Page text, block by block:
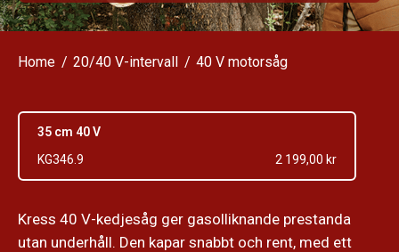
Home 20/40 V-intervall 40 V motorsåg
35 cm 40 V
KG346.9
2 199,00 kr
Kress 40 V-kedjesåg ger gasolliknande prestanda
utan underhåll. Den kapar snabbt och rent, med ett